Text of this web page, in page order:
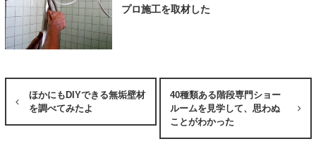
プロ施工を取材した
ほかにもDIYできる無垢壁材
を調べてみたよ
40種類ある階段専門ショー
ルームを見学して、思わぬ
ことがわかった